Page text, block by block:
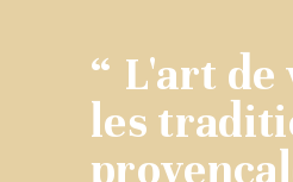
“ L'art de
les